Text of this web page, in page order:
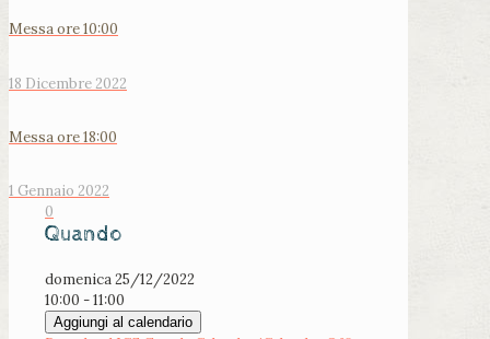
Messa ore 10:00
18 Dicembre 2022
Messa ore 18:00
1 Gennaio 2022
0
Quando
domenica 25/12/2022
10:00 - 11:00
Aggiungi al calendario